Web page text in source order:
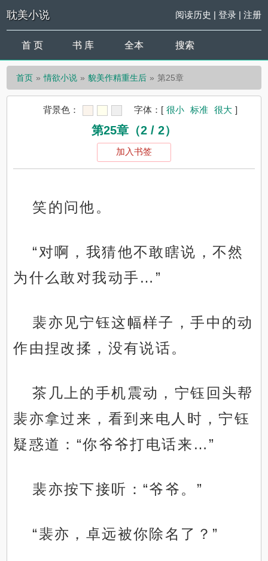
耽美小说 阅读历史 | 登录| 注册
首 页 书 库 全本 搜索
首页 情欲小说 貌美作精重生后 第25章
背景色： 字体： [ 很小 标准 很大 ]
第25章（2 / 2）
加入书签
笑的问他。
“对啊，我猜他不敢瞎说，不然
为什么敢对我动手…”
裴亦见宁钰这幅样子，手中的动
作由捏改揉，没有说话。
茶几上的手机震动，宁钰回头帮
裴亦拿过来，看到来电人时，宁钰
疑惑道：“你爷爷打电话来…”
裴亦按下接听：“爷爷。”
“裴亦，卓远被你除名了？”